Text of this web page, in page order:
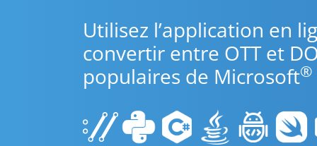
Utilisez l’application en
convertir entre OTT et
populaires de Microsoft®